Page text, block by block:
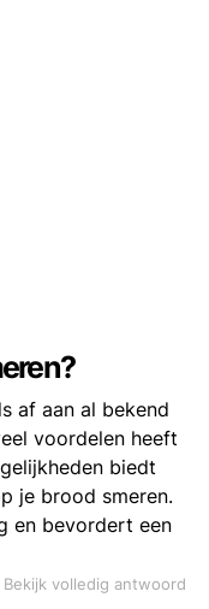
af aan al bekend
voordelen heeft
biedt
je brood smeren.
en bevordert een
Bekijk volledig antwoord